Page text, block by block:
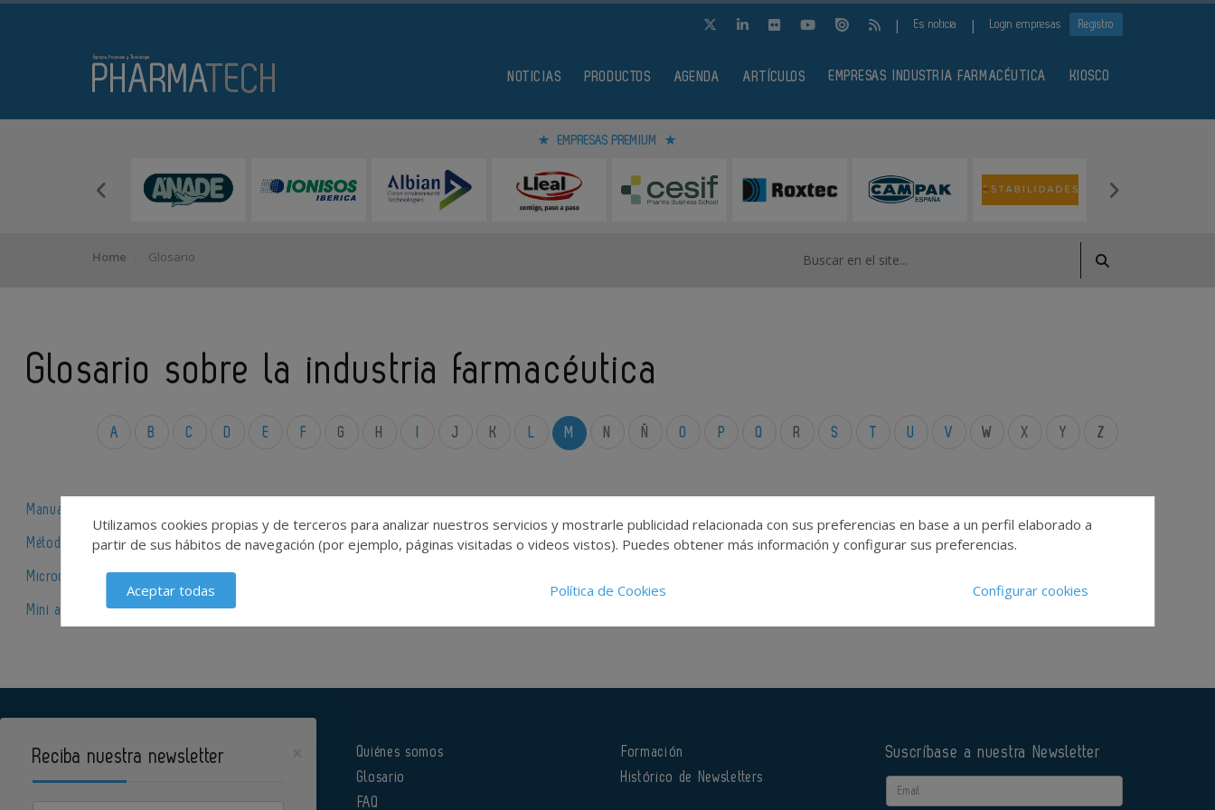
| Es noticia | Login empresas Registro
NOTICIAS PRODUCTOS AGENDA ARTÍCULOS EMPRESAS INDUSTRIA FARMACÉUTICA KIOSCO
EMPRESAS PREMIUM
Home Glosario
Glosario sobre la industria farmacéutica
A B C D E F G H J K L M N Ñ O P Q R S U V W X Y Z
Manual de autoclave
Métodos de desinfección
Microcirugía ocular
Mini autoclave
Quiénes somos
Glosario
FAQ
Formación
Histórico de Newsletters
Suscríbase a nuestra Newsletter
Email
Utilizamos cookies propias y de terceros para analizar nuestros servicios y mostrarle publicidad relacionada con sus preferencias en base a un perfil elaborado a
partir de sus hábitos de navegación (por ejemplo, páginas visitadas o videos vistos). Puedes obtener más información y configurar sus preferencias.
Aceptar todas Política de Cookies Configurar cookies
Reciba nuestra newsletter